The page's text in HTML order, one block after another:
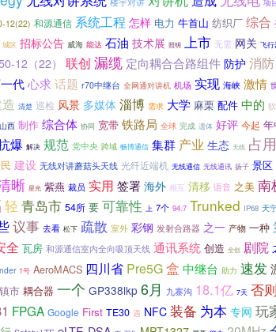
项
12(22) 和源通信 系统工程 怎样 电力 牛首山 纺织厂 综合
城区 招标公告 威海 能达 石油 技术展 照明 上市 无需 网关 飞行
12（22） 联创 漏缆 定向耦合合路组件 防护 消防
代心求话题 r70中继台 全网通对讲机 机场 实现 海峡 激情
清楚 巡检 风景 多媒体 淄博 需求 大学 麻栗 配件 中的
山西 制作 综合体 协同 宽带 铁路局 全球 完成 遗体 好评 今起 年
爆 解决 规范 党中央 跨域 畅博通信 集群 产业 生态 无线 占用
建设 无线对讲蘑菇头天线 光纤近端机 无线通信 无线通讯 扬子 景区
晰 星光 紫燕 裁员 实用 签署 海外 相互 清移 语音 之美 南
轻 青岛市 54所 要 可靠性 上 7个 94.7 Trunked IP68 天
议事 去看 松下 疏散 室外 彩钢 发射合路器 之一 产物 一种
全 瓦房 和源通信室内全向吸顶天线 通讯系统 创造 全创 剧院
1号 AeroMACS 四川省 Pre5G盒 中继台 助力 速发
市 耦合器 一个 GP338lkp 6月 九寨沟 18.1亿 7天 否则
FPGA Google First TE30 遇 NFC 装备 为本 专网 玩